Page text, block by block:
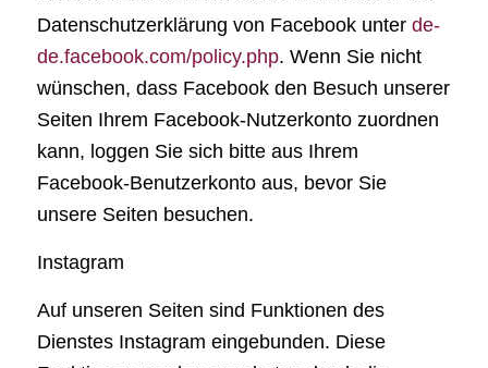
Datenschutzerklärung von Facebook unter de-
de.facebook.com/policy.php. Wenn Sie nicht
wünschen, dass Facebook den Besuch unserer
Seiten Ihrem Facebook-Nutzerkonto zuordnen
kann, loggen Sie sich bitte aus Ihrem
Facebook-Benutzerkonto aus, bevor Sie
unsere Seiten besuchen.
Instagram
Auf unseren Seiten sind Funktionen des
Dienstes Instagram eingebunden. Diese